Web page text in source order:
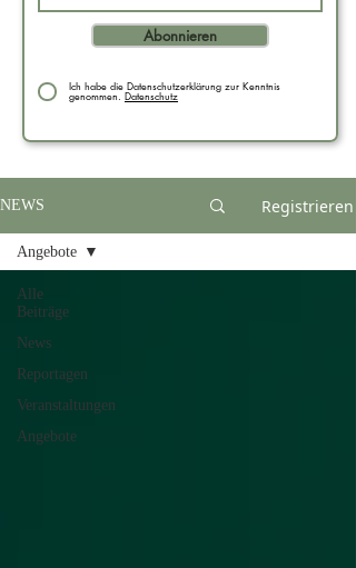
Abonnieren
Ich habe die Datenschutzerklärung zur Kenntnis
genommen. Datenschutz
NEWS Registrieren
Alle
Beiträge
News
Reportagen
Veranstaltungen
Angebote
Angebote